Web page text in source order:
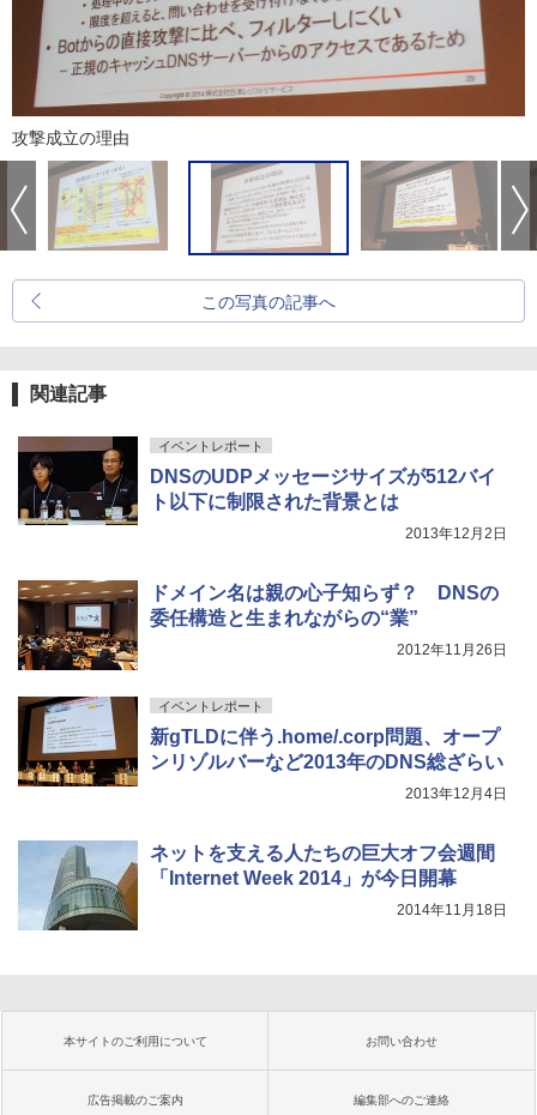
攻撃成立の理由
この写真の記事へ
関連記事
イベントレポート
DNSのUDPメッセージサイズが512バイ
ト以下に制限された背景とは
2013年12月2日
ドメイン名は親の心子知らず？ DNSの
委任構造と生まれながらの“業”
2012年11月26日
イベントレポート
新gTLDに伴う.home/.corp問題、オープ
ンリゾルバーなど2013年のDNS総ざらい
2013年12月4日
ネットを支える人たちの巨大オフ会週間
「Internet Week 2014」が今日開幕
2014年11月18日
本サイトのご利用について お問い合わせ
広告掲載のご案内 編集部へのご連絡